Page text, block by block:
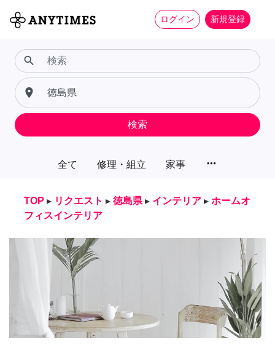
ログイン 新規登録
全て 修理・組立 家事 more_horiz
search
place
検索
TOP ▸ リクエスト ▸ 徳島県 ▸ インテリア ▸ ホームオ
フィスインテリア